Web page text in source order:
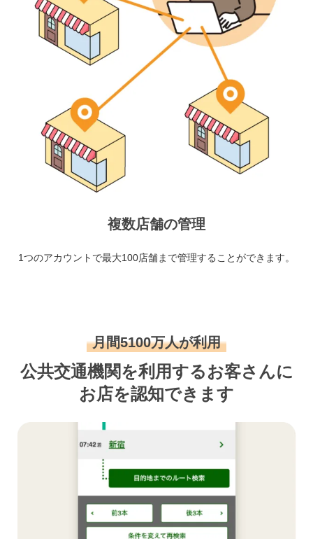
複数店舗の管理
1つのアカウントで最大100店舗まで管理することができます。
月間5100万人が利用
公共交通機関を利用するお客さんに
お店を認知できます